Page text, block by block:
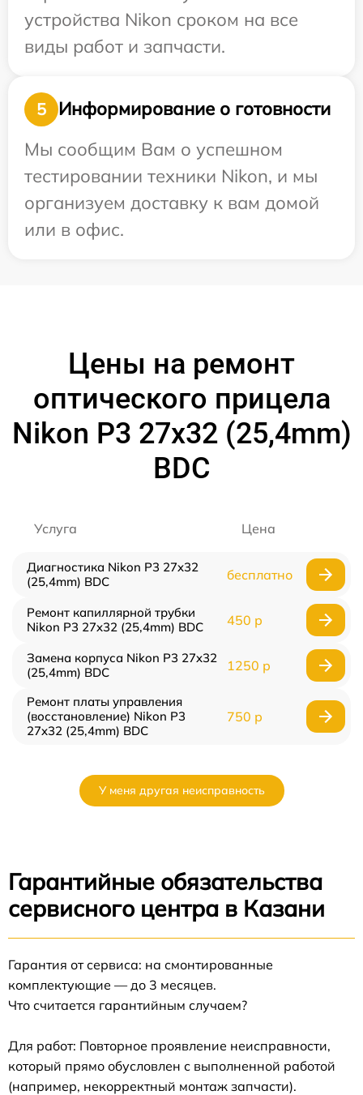
устройства Nikon сроком на все
виды работ и запчасти.
5
Информирование о готовности
Мы сообщим Вам о успешном
тестировании техники Nikon, и мы
организуем доставку к вам домой
или в офис.
Цены на ремонт
оптического прицела
Nikon P3 27x32 (25,4mm)
BDC
Услуга Цена
Диагностика Nikon P3 27x32
(25,4mm) BDC
бесплатно
Ремонт капиллярной трубки
Nikon P3 27x32 (25,4mm) BDC
450 р
Замена корпуса Nikon P3 27x32
(25,4mm) BDC
1250 р
Ремонт платы управления
(восстановление) Nikon P3
27x32 (25,4mm) BDC
750 р
У меня другая неисправность
Гарантийные обязательства
сервисного центра в Казани
Гарантия от сервиса: на смонтированные
комплектующие — до 3 месяцев.
Что считается гарантийным случаем?
Для работ: Повторное проявление неисправности,
который прямо обусловлен с выполненной работой
(например, некорректный монтаж запчасти).